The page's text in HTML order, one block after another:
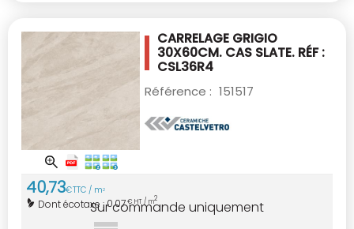
CARRELAGE GRIGIO
30X60CM. CAS SLATE. RÉF :
CSL36R4
Référence : 151517
40,73€TTC / m2
Dont écotaxe :0,07€ HT / m2
Sur commande uniquement